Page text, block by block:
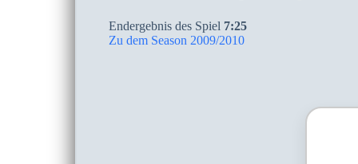
Endergebnis des Spiel 7:25
Zu dem Season 2009/2010